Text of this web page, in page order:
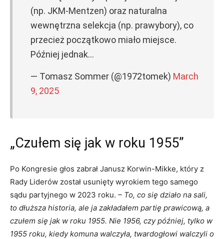
(np. JKM-Mentzen) oraz naturalna
wewnętrzna selekcja (np. prawybory), co
przecież początkowo miało miejsce.
Później jednak…
— Tomasz Sommer (@1972tomek) March
9, 2025
„Czułem się jak w roku 1955”
Po Kongresie głos zabrał Janusz Korwin-Mikke, który z
Rady Liderów został usunięty wyrokiem tego samego
sądu partyjnego w 2023 roku. – To, co się działo na sali,
to dłuższa historia, ale ja zakładałem partię prawicową, a
czułem się jak w roku 1955. Nie 1956, czy później, tylko w
1955 roku, kiedy komuna walczyła, twardogłowi walczyli o